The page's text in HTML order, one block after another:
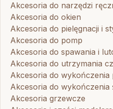
Akcesoria do narzędzi
Akcesoria do okien
Akcesoria do pielęgnacji i
Akcesoria do pomp
Akcesoria do spawania i
Akcesoria do utrzymania
Akcesoria do wykończenia
Akcesoria do wykończenia
Akcesoria grzewcze